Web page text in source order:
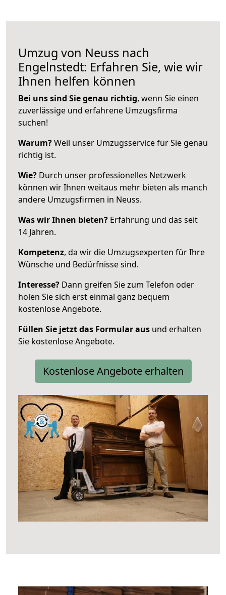
Umzug von Neuss nach
Engelnstedt: Erfahren Sie, wie wir
Ihnen helfen können
Bei uns sind Sie genau richtig, wenn Sie einen
zuverlässige und erfahrene Umzugsfirma
suchen!
Warum?Weil unser Umzugsservice für Sie genau
richtig ist.
Wie? Durch unser professionelles Netzwerk
können wir Ihnen weitaus mehr bieten als manch
andere Umzugsfirmen in Neuss.
Was wir Ihnen bieten? Erfahrung und das seit
14 Jahren.
Kompetenz, da wir die Umzugsexperten für Ihre
Wünsche und Bedürfnisse sind.
Interesse? Dann greifen Sie zum Telefon oder
holen Sie sich erst einmal ganz bequem
kostenlose Angebote.
Füllen Sie jetzt das Formular aus und erhalten
Sie kostenlose Angebote.
Kostenlose Angebote erhalten